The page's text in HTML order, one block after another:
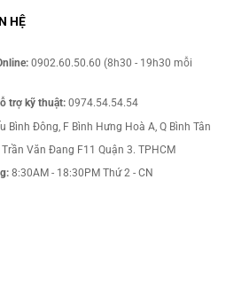
HỆ
0902.60.50.60 (8h30 - 19h30 mỗi
trợ kỹ thuật: 0974.54.54.54
Bình Đông, F Bình Hưng Hoà A, Q Bình Tân
Văn Đang F11 Quận 3. TPHCM
8:30AM - 18:30PM Thứ 2 - CN